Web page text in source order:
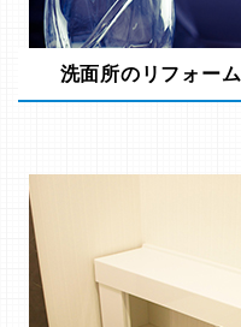
洗面所のリフォーム